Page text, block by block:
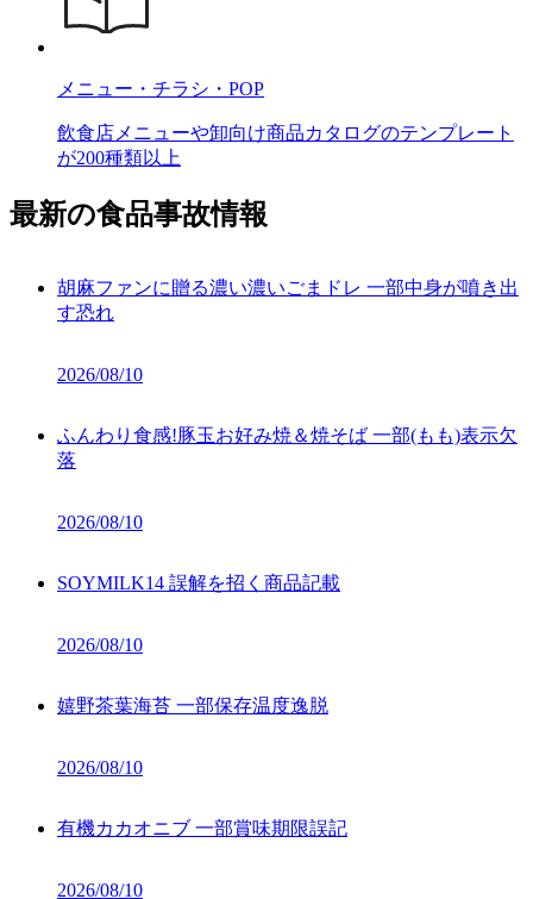
メニュー・チラシ・POP
飲食店メニューや卸向け商品カタログのテンプレート
が200種類以上
最新の食品事故情報
胡麻ファンに贈る濃い濃いごまドレ 一部中身が噴き出
す恐れ
2026/08/10
ふんわり食感!豚玉お好み焼＆焼そば 一部(もも)表示欠
落
2026/08/10
SOYMILK14 誤解を招く商品記載
2026/08/10
嬉野茶葉海苔 一部保存温度逸脱
2026/08/10
有機カカオニブ 一部賞味期限誤記
2026/08/10